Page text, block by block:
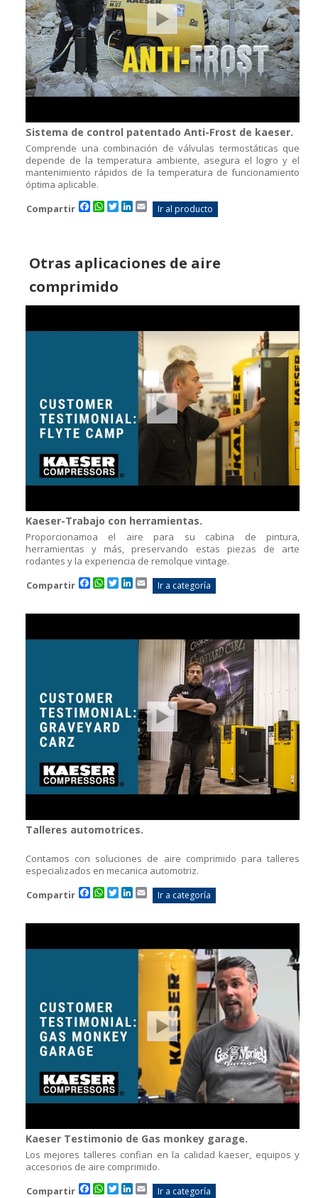
Sistema de control patentado Anti-Frost de kaeser.
Comprende una combinación de válvulas termostáticas que
depende de la temperatura ambiente, asegura el logro y el
mantenimiento rápidos de la temperatura de funcionamiento
óptima aplicable.
Compartir
Facebook
WhatsApp
TwitterLinkedIn
Email
Ir al producto
Otras aplicaciones de aire
comprimido
Kaeser-Trabajo con herramientas.
Proporcionamoa el aire para su cabina de pintura,
herramientas y más, preservando estas piezas de arte
rodantes y la experiencia de remolque vintage.
Compartir
Facebook
WhatsApp
TwitterLinkedIn
Email
Ir a categoría
Talleres automotrices.
Contamos con soluciones de aire comprimido para talleres
especializados en mecanica automotriz.
Compartir
Facebook
WhatsApp
TwitterLinkedIn
Email
Ir a categoría
Kaeser Testimonio de Gas monkey garage.
Los mejores talleres confian en la calidad kaeser, equipos y
accesorios de aire comprimido.
Compartir
Facebook
WhatsApp
TwitterLinkedIn
Email
Ir a categoría